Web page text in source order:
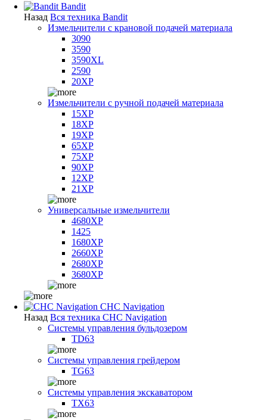
Bandit
Назад Вся техника Bandit
Измельчители с крановой подачей материала
3090
3590
3590XL
2590
20XP
Измельчители с ручной подачей материала
15XP
18XP
19XP
65XP
75XP
90XP
12XP
21XP
Универсальные измельчители
4680XP
1425
1680XP
2660XP
2680XP
3680XP
CHC Navigation
Назад Вся техника CHC Navigation
Системы управления бульдозером
TD63
Системы управления грейдером
TG63
Системы управления экскаватором
TX63